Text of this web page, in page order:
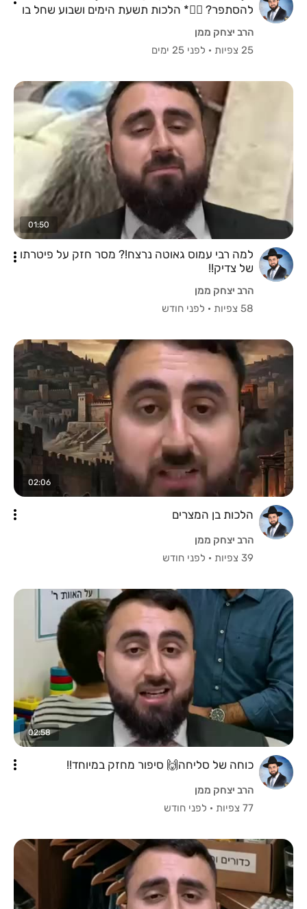
להסתפר? 💇‍♂️* הלכות תשעת הימים ושבוע שחל בו
הרב יצחק ממן
25 צפיות
· לפני 25 ימים
01:50
למה רבי עמוס גאוטה נרצח!? מסר חזק על פיטרתו
של צדיק!!
הרב יצחק ממן
58 צפיות
· לפני חודש
02:06
הלכות בן המצרים
הרב יצחק ממן
39 צפיות
· לפני חודש
02:58
כוחה של סליחה🙌 סיפור מחזק במיוחד!!
הרב יצחק ממן
77 צפיות
· לפני חודש